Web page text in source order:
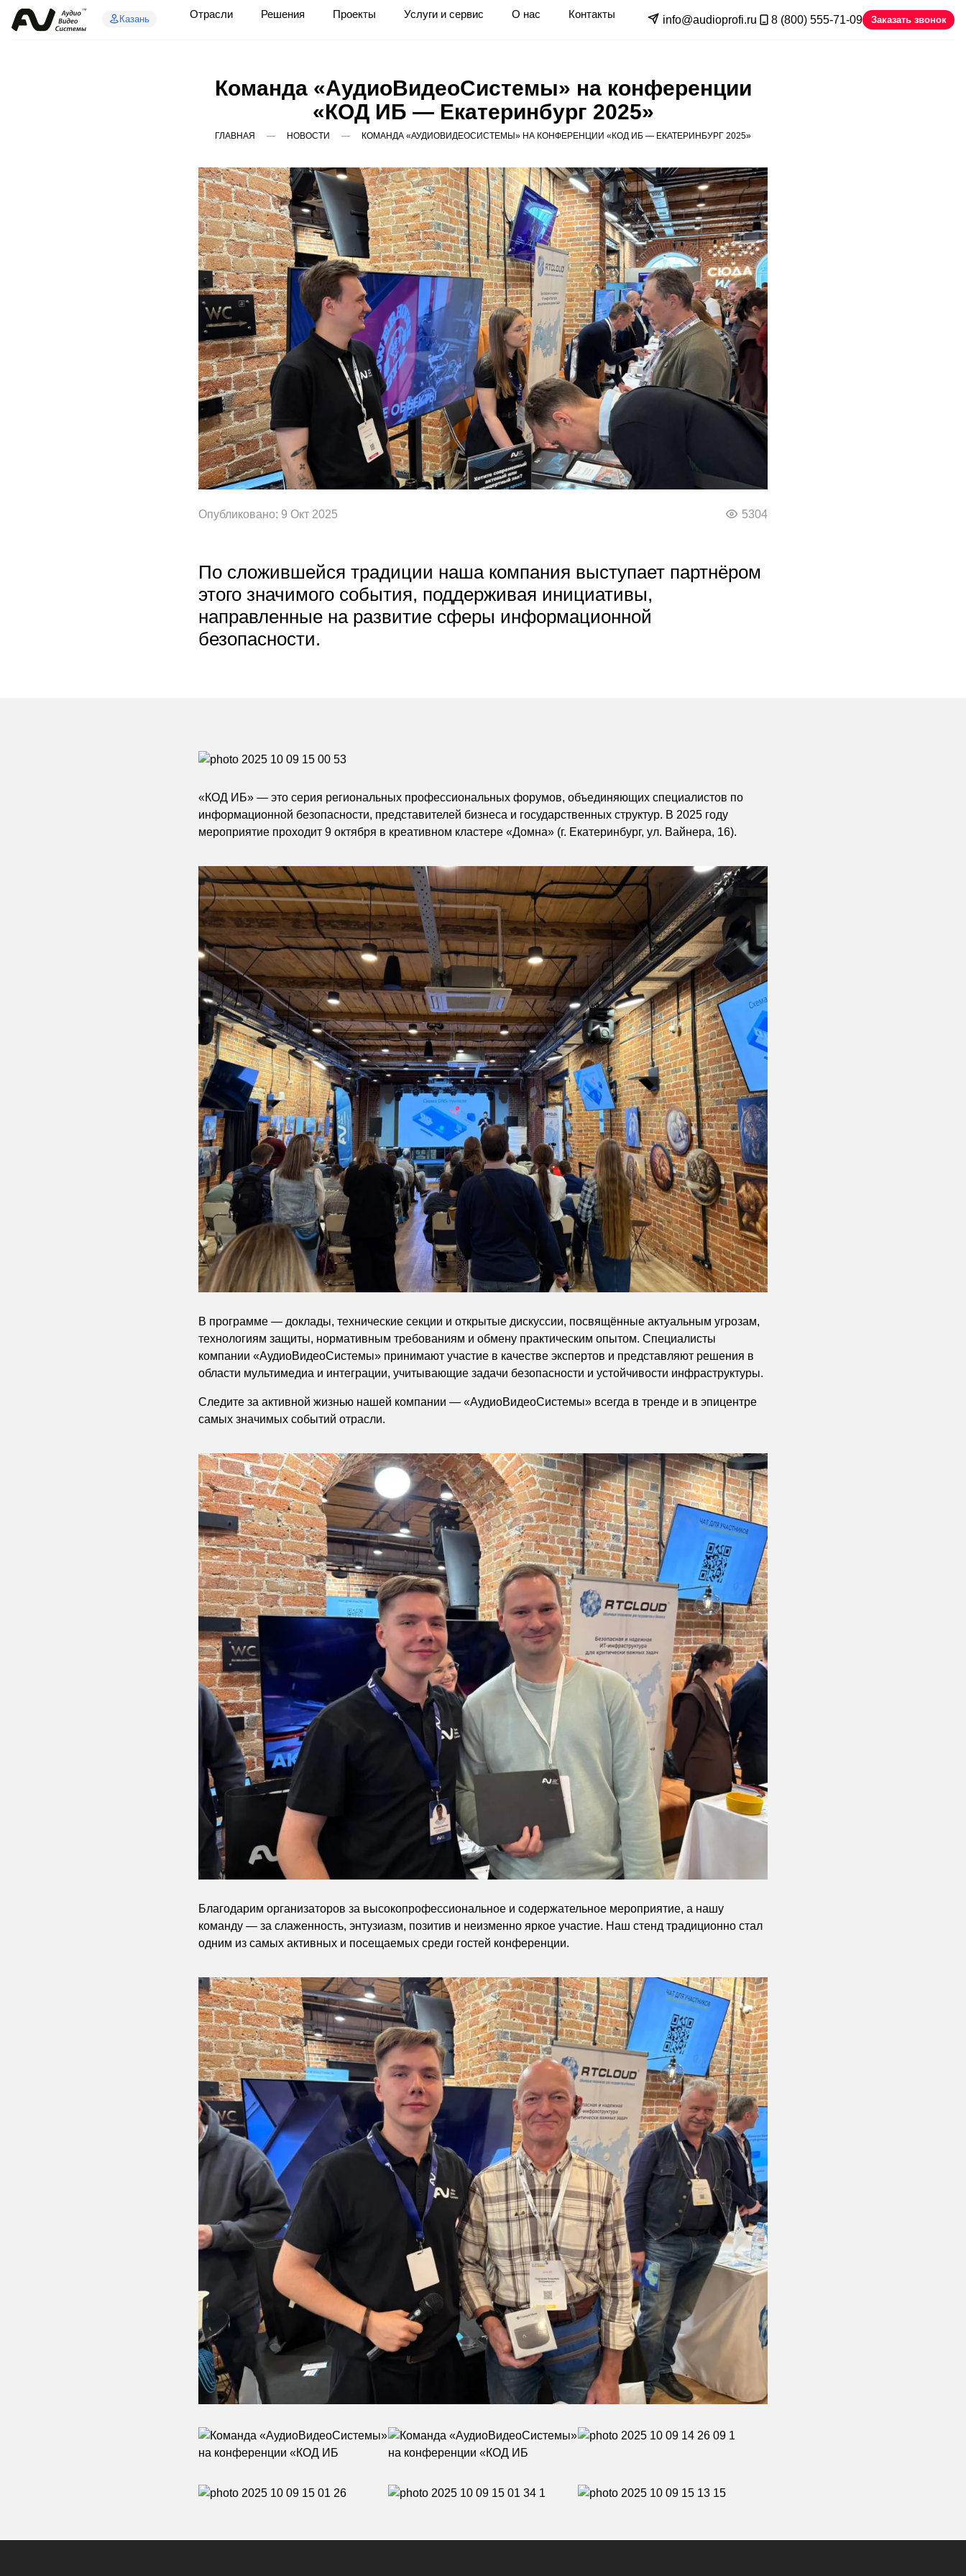
Казань Отрасли Решения Проекты Услуги и сервис О нас Контакты info@audioprofi.ru 8 (800) 555-71-09 Заказать звонок
Команда «АудиоВидеоСистемы» на конференции
«КОД ИБ — Екатеринбург 2025»
ГЛАВНАЯ НОВОСТИ КОМАНДА «АУДИОВИДЕОСИСТЕМЫ» НА КОНФЕРЕНЦИИ «КОД ИБ — ЕКАТЕРИНБУРГ 2025»
Опубликовано: 9 Окт 2025 5304
По сложившейся традиции наша компания выступает партнёром
этого значимого события, поддерживая инициативы,
направленные на развитие сферы информационной
безопасности.
«КОД ИБ» — это серия региональных профессиональных форумов, объединяющих специалистов по
информационной безопасности, представителей бизнеса и государственных структур. В 2025 году
мероприятие проходит 9 октября в креативном кластере «Домна» (г. Екатеринбург, ул. Вайнера, 16).
В программе — доклады, технические секции и открытые дискуссии, посвящённые актуальным угрозам,
технологиям защиты, нормативным требованиям и обмену практическим опытом. Специалисты
компании «АудиоВидеоСистемы» принимают участие в качестве экспертов и представляют решения в
области мультимедиа и интеграции, учитывающие задачи безопасности и устойчивости инфраструктуры.
Следите за активной жизнью нашей компании — «АудиоВидеоСистемы» всегда в тренде и в эпицентре
самых значимых событий отрасли.
Благодарим организаторов за высокопрофессиональное и содержательное мероприятие, а нашу
команду — за слаженность, энтузиазм, позитив и неизменно яркое участие. Наш стенд традиционно стал
одним из самых активных и посещаемых среди гостей конференции.